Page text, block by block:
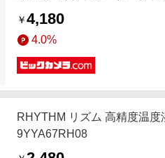
￥4,180
4.0%
RHYTHM リズム 高精度温
9YYA67RH08